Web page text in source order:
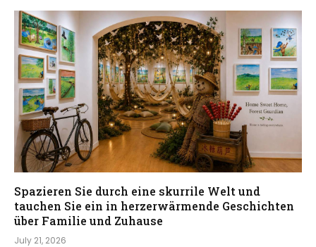
Spazieren Sie durch eine skurrile Welt und
tauchen Sie ein in herzerwärmende Geschichten
über Familie und Zuhause
July 21, 2026